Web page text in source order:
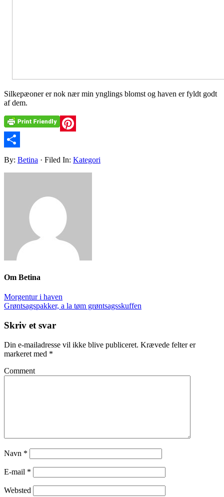
Silkepæoner er nok nær min ynglings blomst og haven er fyldt godt
af dem.
Pinterest
Share
By: Betina · Filed In: Kategori
Om Betina
Morgentur i haven
Grøntsagspakker, a la tøm grøntsagsskuffen
Skriv et svar
Din e-mailadresse vil ikke blive publiceret. Krævede felter er
markeret med *
Comment
Navn *
E-mail *
Websted